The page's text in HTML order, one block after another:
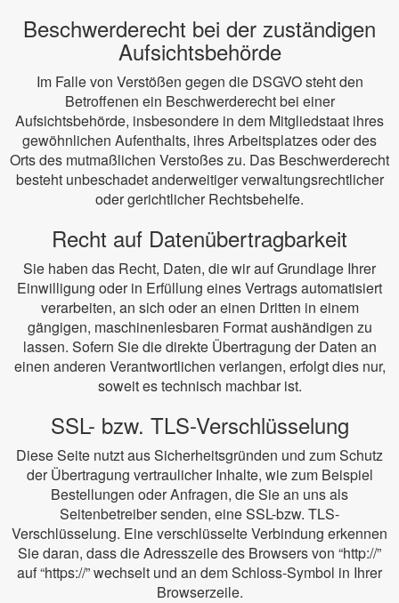
Beschwerderecht bei der zuständigen
Aufsichtsbehörde
Im Falle von Verstößen gegen die DSGVO steht den
Betroffenen ein Beschwerderecht bei einer
Aufsichtsbehörde, insbesondere in dem Mitgliedstaat ihres
gewöhnlichen Aufenthalts, ihres Arbeitsplatzes oder des
Orts des mutmaßlichen Verstoßes zu. Das Beschwerderecht
besteht unbeschadet anderweitiger verwaltungsrechtlicher
oder gerichtlicher Rechtsbehelfe.
Recht auf Datenübertragbarkeit
Sie haben das Recht, Daten, die wir auf Grundlage Ihrer
Einwilligung oder in Erfüllung eines Vertrags automatisiert
verarbeiten, an sich oder an einen Dritten in einem
gängigen, maschinenlesbaren Format aushändigen zu
lassen. Sofern Sie die direkte Übertragung der Daten an
einen anderen Verantwortlichen verlangen, erfolgt dies nur,
soweit es technisch machbar ist.
SSL- bzw. TLS-Verschlüsselung
Diese Seite nutzt aus Sicherheitsgründen und zum Schutz
der Übertragung vertraulicher Inhalte, wie zum Beispiel
Bestellungen oder Anfragen, die Sie an uns als
Seitenbetreiber senden, eine SSL-bzw. TLS-
Verschlüsselung. Eine verschlüsselte Verbindung erkennen
Sie daran, dass die Adresszeile des Browsers von “http://”
auf “https://” wechselt und an dem Schloss-Symbol in Ihrer
Browserzeile.